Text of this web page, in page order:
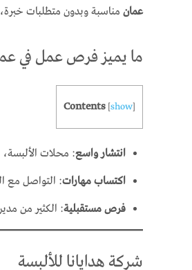
عمانمناسبة وبدون متطلبات
ما يميز فرص عمل في
Contents [show]
انتشار واسع: محلات الألبسة،
اكتساب مهارات: التواصل مع
فرص مستقبلية: الكثير من
شركة هدايانا للألبسة